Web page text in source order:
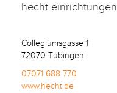
hecht einrichtungen
Collegiumsgasse 1
72070 Tübingen
07071 688 770
www.hecht.de